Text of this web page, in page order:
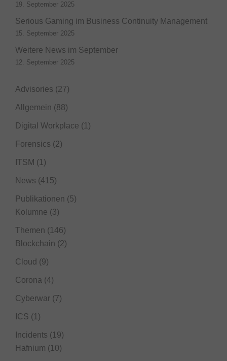
19. September 2025
Serious Gaming im Business Continuity Management
15. September 2025
Weitere News im September
12. September 2025
Advisories (27)
Allgemein (88)
Digital Workplace (1)
Forensics (2)
ITSM (1)
News (415)
Publikationen (5)
Kolumne (3)
Themen (146)
Blockchain (2)
Cloud (9)
Corona (4)
Cyberwar (7)
ICS (1)
Incidents (19)
Hafnium (10)